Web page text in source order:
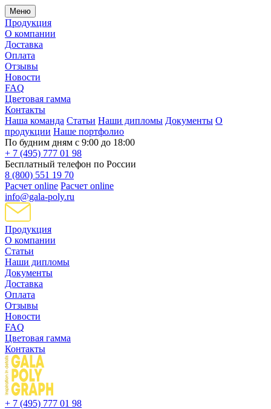
Меню
Продукция
О компании
Доставка
Оплата
Отзывы
Новости
FAQ
Цветовая гамма
Контакты
Наша команда Статьи Наши дипломы Документы О
продукции Наше портфолио
По будним дням с 9:00 до 18:00
+ 7 (495) 777 01 98
Бесплатный телефон по России
8 (800) 551 19 70
Расчет online Расчет online
info@gala-poly.ru
Продукция
О компании
Статьи
Наши дипломы
Документы
Доставка
Оплата
Отзывы
Новости
FAQ
Цветовая гамма
Контакты
+ 7 (495) 777 01 98